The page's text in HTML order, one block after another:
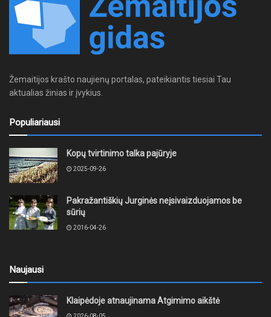
Žemaitijos krašto naujienų portalas, pateikiantis tiesiai Tau
aktualias žinias ir įvykius.
Populiariausi
Kopų tvirtinimo talka pajūryje
2025-09-26
Pakražantiškių Jurginės neįsivaizduojamos be
sūrių
2016-04-26
Naujausi
Klaipėdoje atnaujinama Atgimimo aikštė